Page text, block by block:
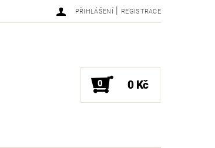
PŘIHLÁŠENÍ | REGISTRACE
0 0 Kč